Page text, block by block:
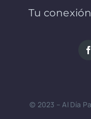
Tu
© 2023 – Al Día